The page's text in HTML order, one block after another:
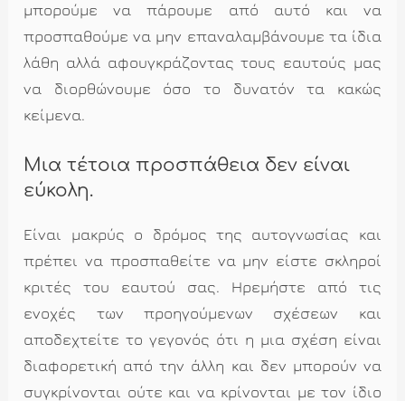
μπορούμε να πάρουμε από αυτό και να
προσπαθούμε να μην επαναλαμβάνουμε τα ίδια
λάθη αλλά αφουγκράζοντας τους εαυτούς μας
να διορθώνουμε όσο το δυνατόν τα κακώς
κείμενα.
Μια τέτοια προσπάθεια δεν είναι
εύκολη.
Είναι μακρύς ο δρόμος της αυτογνωσίας και
πρέπει να προσπαθείτε να μην είστε σκληροί
κριτές του εαυτού σας. Ηρεμήστε από τις
ενοχές των προηγούμενων σχέσεων και
αποδεχτείτε το γεγονός ότι η μια σχέση είναι
διαφορετική από την άλλη και δεν μπορούν να
συγκρίνονται ούτε και να κρίνονται με τον ίδιο